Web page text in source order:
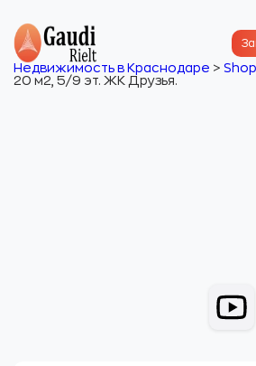
Недвижимость в Краснодаре > Shop
20 м2, 5/9 эт. ЖК Друзья.